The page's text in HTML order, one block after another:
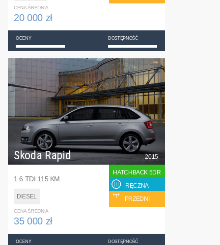
CENA ŚREDNIA
20 000 zł
OCENY DOSTĘPNOŚĆ
Skoda Rapid
1.6 TDI 115 KM
DIESEL
2015
HATCHBACK 5DR
RĘCZNA
PRZEDNI
CENA ŚREDNIA
35 000 zł
OCENY DOSTĘPNOŚĆ